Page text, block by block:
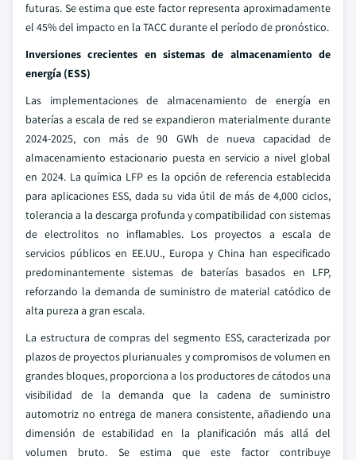
futuras. Se estima que este factor representa aproximadamente
el 45% del impacto en la TACC durante el período de pronóstico.
Inversiones crecientes en sistemas de almacenamiento de
energía (ESS)
Las implementaciones de almacenamiento de energía en
baterías a escala de red se expandieron materialmente durante
2024-2025, con más de 90 GWh de nueva capacidad de
almacenamiento estacionario puesta en servicio a nivel global
en 2024. La química LFP es la opción de referencia establecida
para aplicaciones ESS, dada su vida útil de más de 4,000 ciclos,
tolerancia a la descarga profunda y compatibilidad con sistemas
de electrolitos no inflamables. Los proyectos a escala de
servicios públicos en EE.UU., Europa y China han especificado
predominantemente sistemas de baterías basados en LFP,
reforzando la demanda de suministro de material catódico de
alta pureza a gran escala.
La estructura de compras del segmento ESS, caracterizada por
plazos de proyectos plurianuales y compromisos de volumen en
grandes bloques, proporciona a los productores de cátodos una
visibilidad de la demanda que la cadena de suministro
automotriz no entrega de manera consistente, añadiendo una
dimensión de estabilidad en la planificación más allá del
volumen bruto. Se estima que este factor contribuye